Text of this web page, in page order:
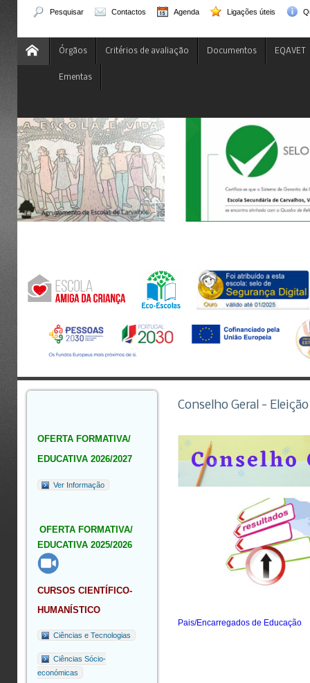
Pesquisar Contactos Agenda Ligações úteis
Órgãos Critérios de avaliação Documentos EQAVET
Ementas
Conselho Geral -
Pais/Encarregados de Educação
OFERTA FORMATIVA/
EDUCATIVA 2026/2027
Ver Informação
OFERTA FORMATIVA/
EDUCATIVA 2025/2026
CURSOS CIENTÍFICO-
HUMANÍSTICO
Ciências e Tecnologias
Ciências Sócio-
económicas